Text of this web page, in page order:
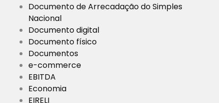
Documento de Arrecadação do Simples
Nacional
Documento digital
Documento físico
Documentos
e-commerce
EBITDA
Economia
EIRELI